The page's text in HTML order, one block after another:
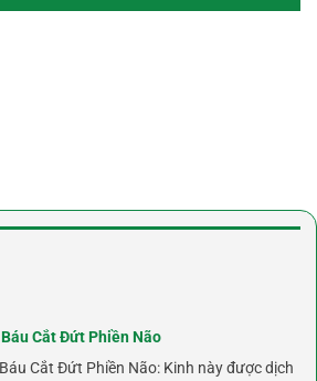
Cắt Đứt Phiền Não
Cắt Đứt Phiền Não: Kinh này được dịch